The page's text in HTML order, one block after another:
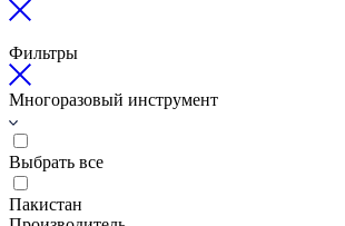
Фильтры
Многоразовый инструмент
Выбрать все
Пакистан